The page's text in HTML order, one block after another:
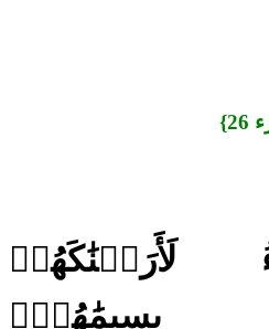
لَأَرَيۡنَٰكَهُمۡ
بِسِيمَٰهُمۡۚ